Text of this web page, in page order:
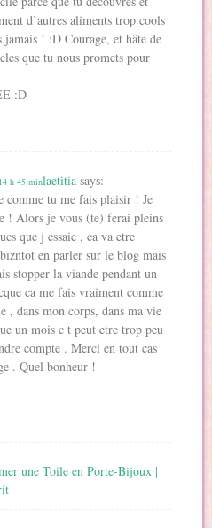
d’autres aliments trop cools
jamais ! :D Courage, et hâte de
que tu nous promets pour
:D
laetitia says:
h 45 min
comme tu me fais plaisir ! Je
! Alors je vous (te) ferai pleins
que j essaie , ca va etre
en parler sur le blog mais
stopper la viande pendant un
ca me fais vraiment comme
, dans mon corps, dans ma vie
un mois c t peut etre trop peu
compte . Merci en tout cas
. Quel bonheur !
une Toile en Porte-Bijoux |